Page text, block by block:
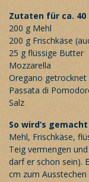
Zutaten für ca. 40
200 g Mehl
200 g Frischkäse
25 g flüssige Butter
Mozzarella
Oregano getrocknet
Passata di
Salz
So wird’s
Mehl, Frischkäse,
Teig vermengen
darf er schon sein).
cm zum